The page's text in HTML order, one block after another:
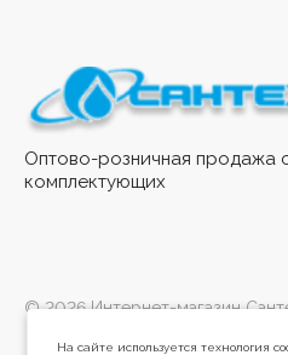
Оптово-розничная продажа
комплектующих
© 2026 Интернет-магазин
На сайте используется технология